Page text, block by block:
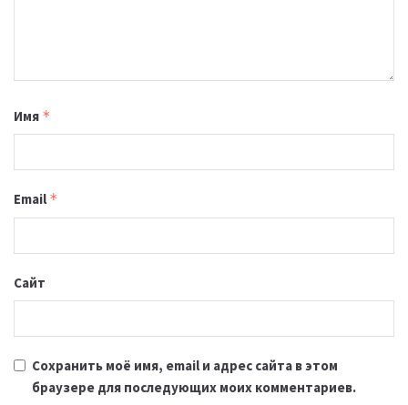
Имя *
Email *
Сайт
Сохранить моё имя, email и адрес сайта в этом
браузере для последующих моих комментариев.